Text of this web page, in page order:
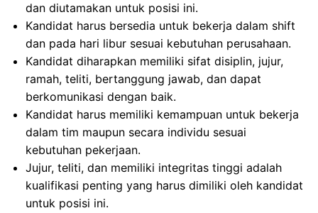
dan diutamakan untuk posisi ini.
Kandidat harus bersedia untuk bekerja dalam shift
dan pada hari libur sesuai kebutuhan perusahaan.
Kandidat diharapkan memiliki sifat disiplin, jujur,
ramah, teliti, bertanggung jawab, dan dapat
berkomunikasi dengan baik.
Kandidat harus memiliki kemampuan untuk bekerja
dalam tim maupun secara individu sesuai
kebutuhan pekerjaan.
Jujur, teliti, dan memiliki integritas tinggi adalah
kualifikasi penting yang harus dimiliki oleh kandidat
untuk posisi ini.